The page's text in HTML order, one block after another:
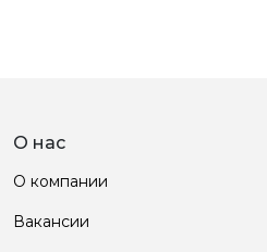
О нас
О компании
Вакансии